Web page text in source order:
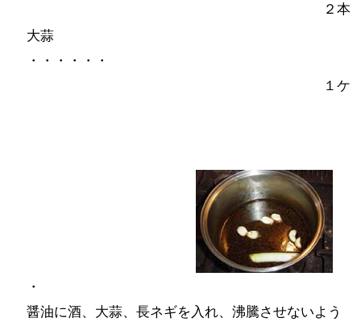
２本
大蒜
・・・・・・
１ケ
・
醤油に酒、大蒜、長ネギを入れ、沸騰させないよう